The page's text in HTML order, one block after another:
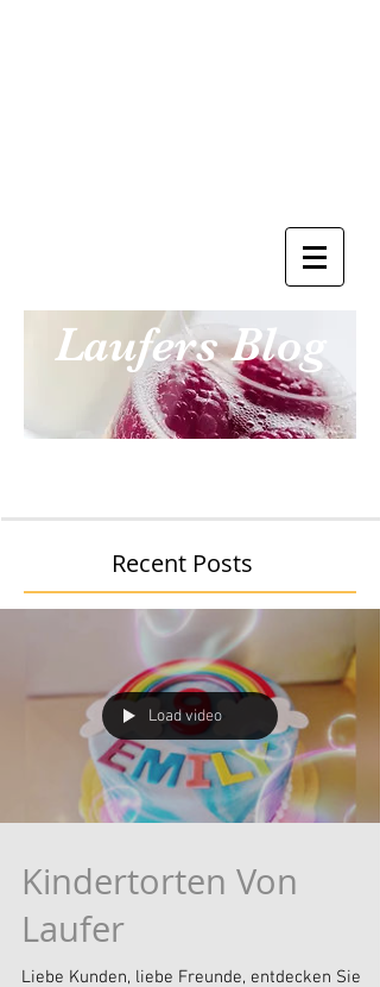
Laufers Blog
Recent Posts
Load video
Kindertorten Von
Laufer
Liebe Kunden, liebe Freunde, entdecken Sie